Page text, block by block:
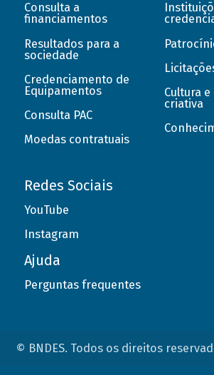
Consulta a
financiamentos
Resultados para a
sociedade
Credenciamento de
Equipamentos
Consulta PAC
Moedas contratuais
Cultura
criativa
Redes Sociais
YouTube
Instagram
Ajuda
Perguntas frequentes
© BNDES. Todos os direitos